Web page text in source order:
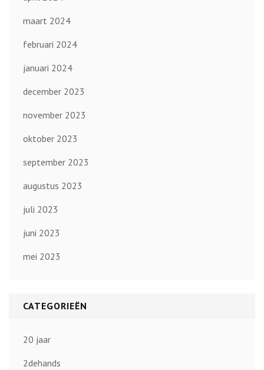
maart 2024
februari 2024
januari 2024
december 2023
november 2023
oktober 2023
september 2023
augustus 2023
juli 2023
juni 2023
mei 2023
CATEGORIEËN
20 jaar
2dehands